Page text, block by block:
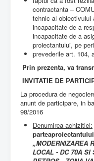
contractanta –
tehnic al
incapacitate de a
incapacitate de a
proiectantului, pe
prevederile art. 104,
Prin prezenta, va
INVITATIE DE
La procedura de
anunt de participare, in
98/2016
Denumirea achizitiei:
„MODERNIZAREA
LOCAL - DC 70A SI